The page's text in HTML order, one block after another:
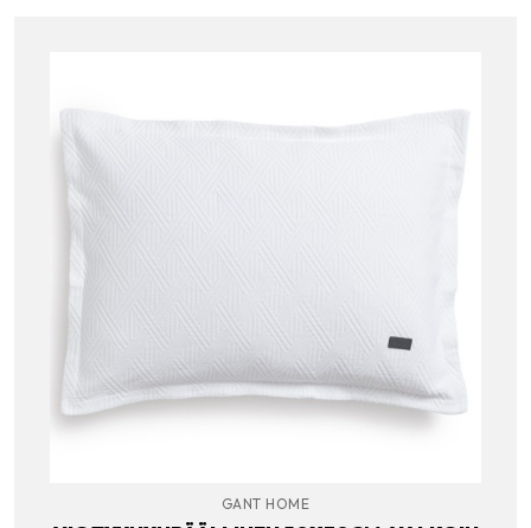
GANT HOME